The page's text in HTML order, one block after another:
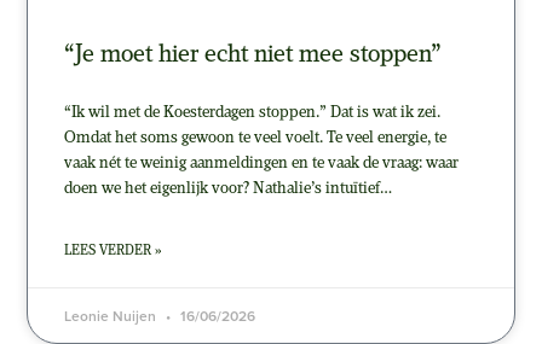
“Je moet hier echt niet mee stoppen”
“Ik wil met de Koesterdagen stoppen.” Dat is wat ik zei.
Omdat het soms gewoon te veel voelt. Te veel energie, te
vaak nét te weinig aanmeldingen en te vaak de vraag: waar
doen we het eigenlijk voor? Nathalie’s intuïtief…
LEES VERDER »
Leonie Nuijen 16/06/2026